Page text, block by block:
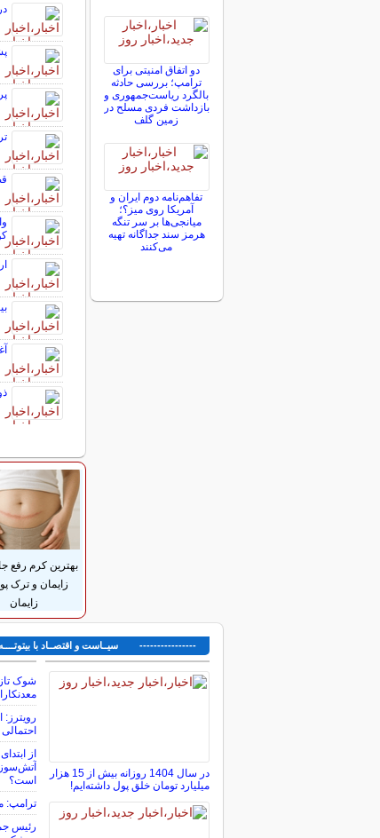
بهترین کرم رفع
زایمان و ترک
زایمان
دو اتفاق امنیتی برای
ترامپ؛ بررسی حادثه
بالگرد ریاست‌جمهوری و
بازداشت فردی مسلح در
زمین گلف
تفاهم‌نامه دوم ایران و
آمریکا روی میز؟؛
میانجی‌ها بر سر تنگه
هرمز سند جداگانه تهیه
می‌کنند
---------------- سیــاست و اقتصــاد با
در سال 1404 روزانه بیش از 15 هزار
میلیارد تومان خلق پول داشته‌ایم!
از
است؟
ترامپ:
رئیس